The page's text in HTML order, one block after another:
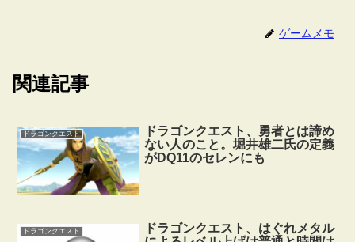
ゲームメモ
関連記事
ドラゴンクエスト
ドラゴンクエスト、勇者とは諦め
ない人のこと。堀井雄二氏の定義
がDQ11のセレンにも
ドラゴンクエスト
ドラゴンクエスト、はぐれメタル